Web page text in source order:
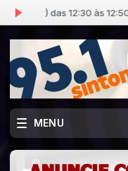
(Pr) das 12:30 às 12:50
MENU